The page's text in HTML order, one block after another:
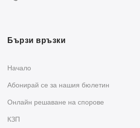
Бързи връзки
Начало
Абонирай се за нашия бюлетин
Oнлайн решаване на спорове
КЗП